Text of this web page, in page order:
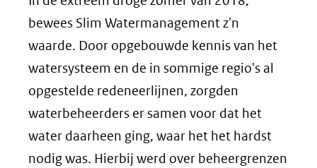
bewees Slim Watermanagement z'n
waarde. Door opgebouwde kennis van het
watersysteem en de in sommige regio's al
opgestelde redeneerlijnen, zorgden
waterbeheerders er samen voor dat het
water daarheen ging, waar het het hardst
nodig was. Hierbij werd over beheergrenzen